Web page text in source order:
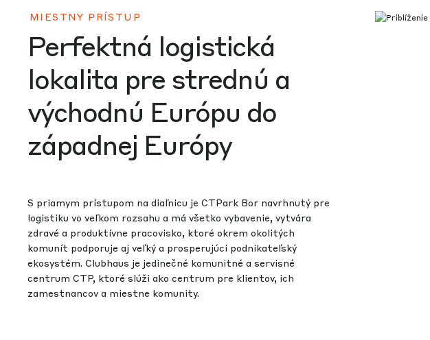
MIESTNY PRÍSTUP
Perfektná logistická
lokalita pre strednú a
východnú Európu do
západnej Európy
S priamym prístupom na diaľnicu je CTPark Bor navrhnutý pre
logistiku vo veľkom rozsahu a má všetko vybavenie, vytvára
zdravé a produktívne pracovisko, ktoré okrem okolitých
komunít podporuje aj veľký a prosperujúci podnikateľský
ekosystém. Clubhaus je jedinečné komunitné a servisné
centrum CTP, ktoré slúži ako centrum pre klientov, ich
zamestnancov a miestne komunity.